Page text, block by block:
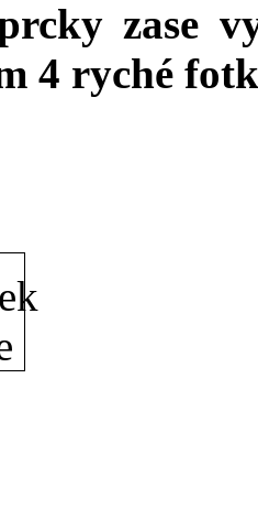
zase
4 ryché